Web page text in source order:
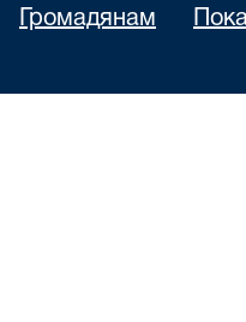
Громадянам